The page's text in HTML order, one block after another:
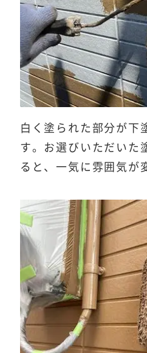
白く塗られた部分が下
す。お選びいただいた
ると、一気に雰囲気が